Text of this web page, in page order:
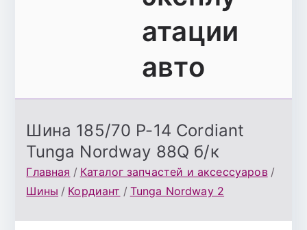
атации
авто
Шина 185/70 Р-14 Cordiant
Tunga Nordway 88Q б/к
Главная
Каталог запчастей и аксессуаров
Шины
Кордиант Tunga Nordway 2